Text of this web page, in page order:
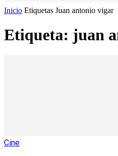
Inicio Etiquetas Juan antonio vigar
Etiqueta: juan
Cine